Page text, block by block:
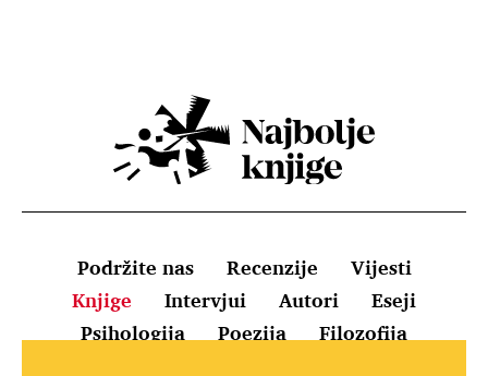
Podržite nas Recenzije
Vijesti
Knjige
Intervjui Autori
Eseji
Psihologija
Poezija Filozofija